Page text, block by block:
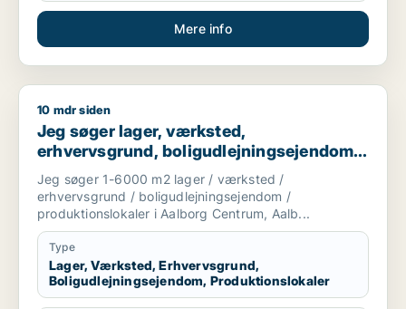
Mere info
Jeg søger lager, værksted, erhvervsgrund,
10 mdr siden
Jeg søger lager, værksted,
erhvervsgrund, boligudlejningsejendom
eller produktionslokaler til salg i Aalborg
Centrum, Aalborg SV eller Aalborg SØ
m.fl.
Jeg søger 1-6000 m2 lager / værksted /
erhvervsgrund / boligudlejningsejendom /
produktionslokaler i Aalborg Centrum, Aalb...
Type
Lager, Værksted, Erhvervsgrund,
Boligudlejningsejendom, Produktionslokaler